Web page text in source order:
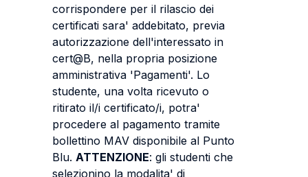
corrispondere per il rilascio dei
certificati sara' addebitato, previa
autorizzazione dell'interessato in
cert@B, nella propria posizione
amministrativa 'Pagamenti'. Lo
studente, una volta ricevuto o
ritirato il/i certificato/i, potra'
procedere al pagamento tramite
bollettino MAV disponibile al Punto
Blu. ATTENZIONE: gli studenti che
selezionino la modalita' di